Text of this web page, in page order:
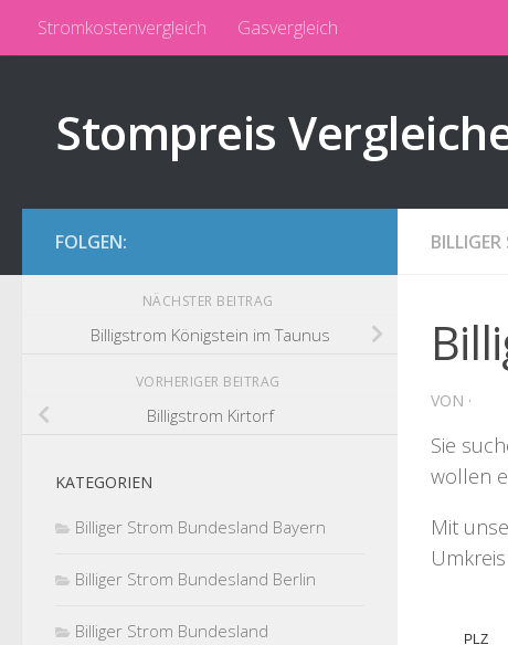
Zum Inhalt springen
Stromkostenvergleich Gasvergleich
Stompreis
VON ·
Sie
wollen
Mit
FOLGEN:
NÄCHSTER BEITRAG
Billigstrom Königstein im Taunus
VORHERIGER BEITRAG
Billigstrom Kirtorf
KATEGORIEN
Billiger Strom Bundesland Bayern
Billiger Strom Bundesland Berlin
Billiger Strom Bundesland